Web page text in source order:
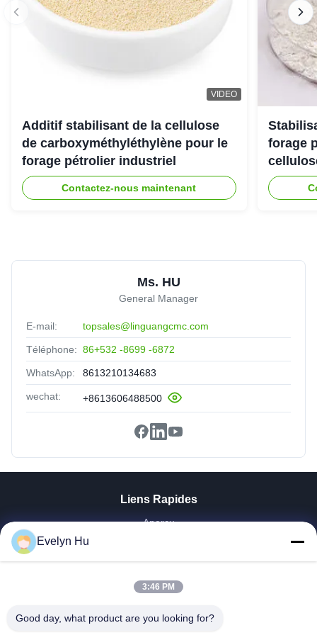
VIDEO
Additif stabilisant de la cellulose
de carboxyméthyléthylène pour le
forage pétrolier industriel
Contactez-nous maintenant
forage
Ms. HU
General Manager
E-mail: topsales@linguangcmc.com
Téléphone: 86+532 -8699 -6872
WhatsApp: 8613210134683
wechat: +8613606488500
Liens Rapides
Aperçu
VR Show
A Propos De Nous
Visite D'usine
Contrôle De La Qualité
Evelyn Hu
3:46 PM
Good day, what product are you looking for?